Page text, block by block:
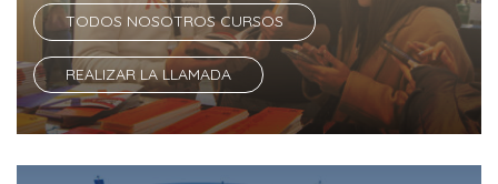
informaciones
TODOS NOSOTROS CURSOS
REALIZAR LA LLAMADA